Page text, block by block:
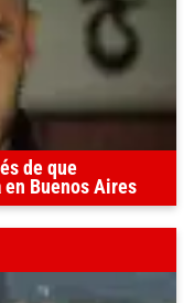
de que
en Buenos Aires